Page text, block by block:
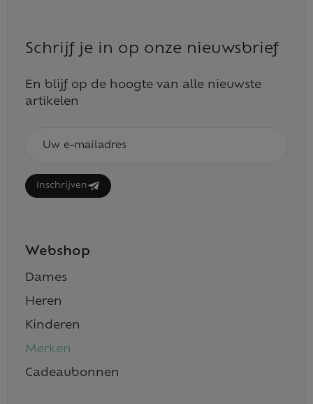
Schrijf je in op onze nieuwsbrief
En blijf op de hoogte van alle nieuwste
artikelen
mailadres
Inschrijven
Webshop
Dames
Heren
Kinderen
Merken
Cadeaubonnen